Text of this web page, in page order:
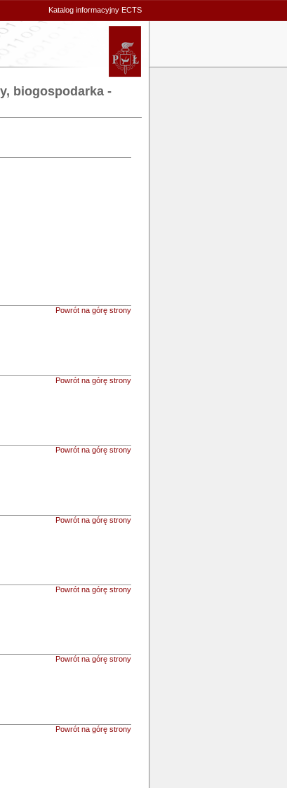
Katalog informacyjny ECTS
biogospodarka -
Powrót na górę strony
Powrót na górę strony
Powrót na górę strony
Powrót na górę strony
Powrót na górę strony
Powrót na górę strony
Powrót na górę strony